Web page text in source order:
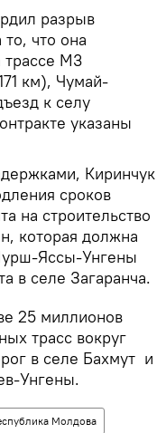
разрыв
что она
трассе М3
км), Чумай-
к селу
указаны
Киринчук
сроков
на строительство
которая должна
Яссы-Унгены
в селе Загаранча.
25 миллионов
трасс вокруг
в селе Бахмут и
Унгены.
Молдова